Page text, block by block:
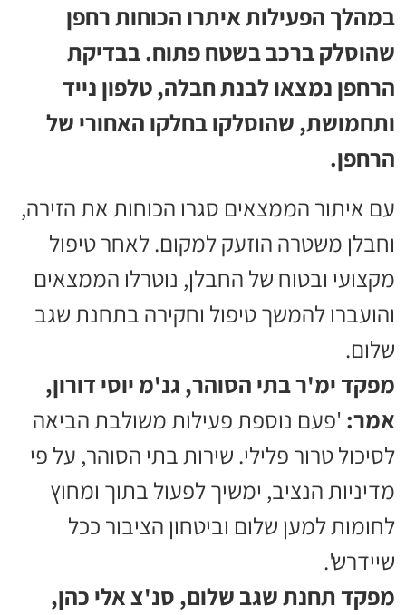
במהלך הפעילות איתרו הכוחות רחפן
שהוסלק ברכב בשטח פתוח. בבדיקת
הרחפן נמצאו לבנת חבלה, טלפון נייד
ותחמושת, שהוסלקו בחלקו האחורי של
הרחפן.
עם איתור הממצאים סגרו הכוחות את הזירה,
וחבלן משטרה הוזעק למקום. לאחר טיפול
מקצועי ובטוח של החבלן, נוטרלו הממצאים
והועברו להמשך טיפול וחקירה בתחנת שגב
שלום.
מפקד ימ'ר בתי הסוהר, גנ'מ יוסי דורון,
אמר: 'פעם נוספת פעילות משולבת הביאה
לסיכול טרור פלילי. שירות בתי הסוהר, על פי
מדיניות הנציב, ימשיך לפעול בתוך ומחוץ
לחומות למען שלום וביטחון הציבור ככל
שיידרש'.
מפקד תחנת שגב שלום, סנ'צ אלי כהן,